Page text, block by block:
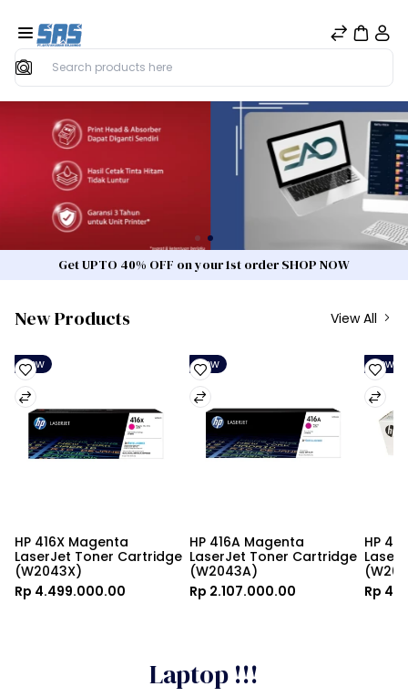
Search
Get UPTO 40% OFF on your 1st order SHOP NOW
New Products View All
New
HP 416X Magenta
LaserJet Toner Cartridge
(W2043X)
Rp 4.499.000.00
New
HP 416A Magenta
LaserJet Toner Cartridge
(W2043A)
Rp 2.107.000.00
New
HP
Rp
Laptop !!!